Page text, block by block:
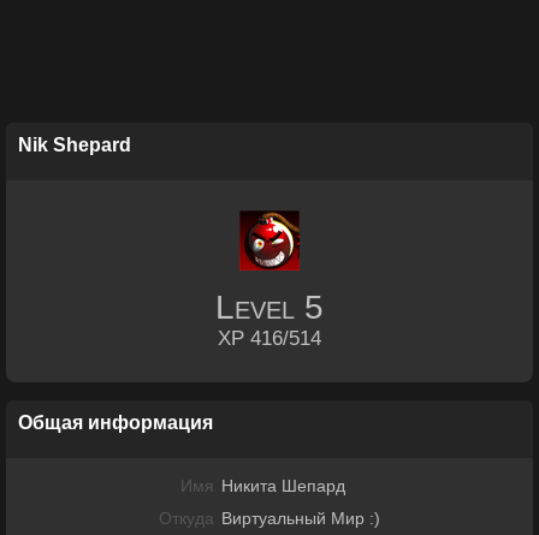
Nik Shepard
Level 5
XP 416/514
Общая информация
Имя Никита Шепард
Откуда Виртуальный Мир :)